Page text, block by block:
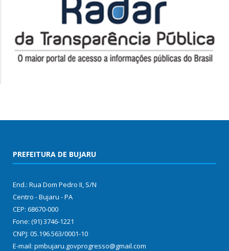
PREFEITURA DE BUJARU
End.: Rua Dom Pedro II, S/N
Centro - Bujaru - PA
CEP: 68670-000
Fone: (91) 3746-1221
CNPJ: 05.196.563/0001-10
E-mail: pmbujaru.govprogresso@gmail.com